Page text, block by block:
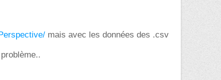
mais avec les données des .csv